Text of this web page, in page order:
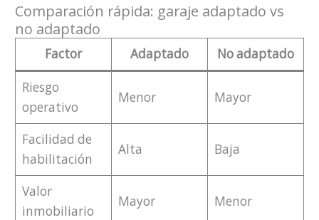
Comparación rápida: garaje adaptado vs
no adaptado
Factor Adaptado No adaptado
Riesgo
operativo
Menor Mayor
Facilidad de
habilitación
Alta Baja
Valor
inmobiliario
Mayor Menor